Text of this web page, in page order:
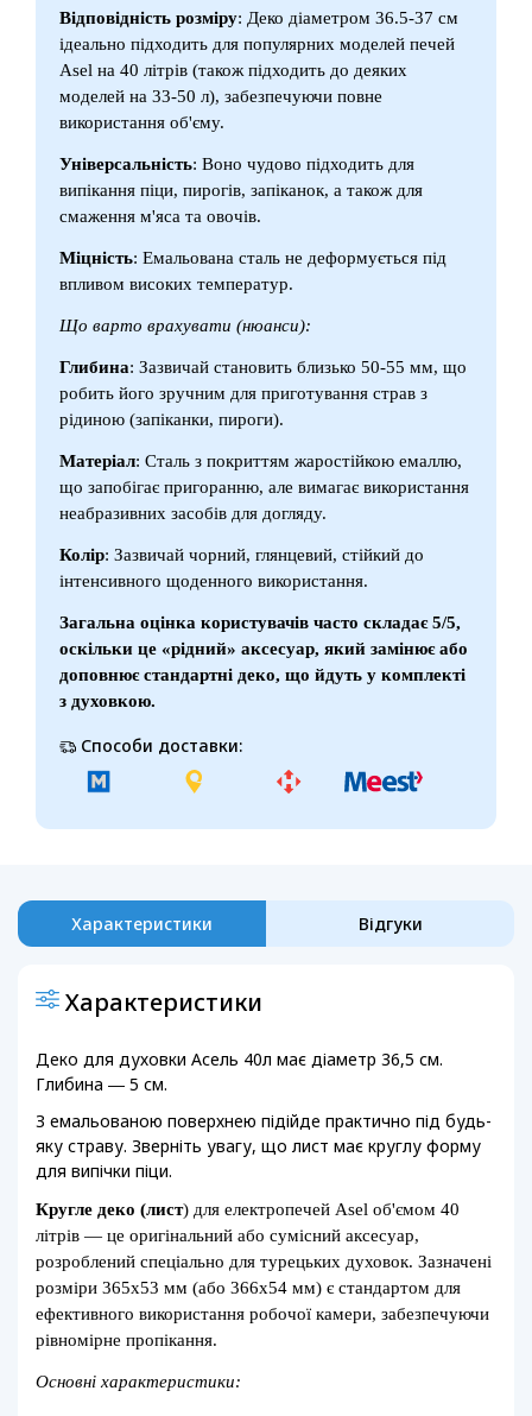
Відповідність розміру: Деко діаметром 36.5-37 см
ідеально підходить для популярних моделей печей
Asel на 40 літрів (також підходить до деяких
моделей на 33-50 л), забезпечуючи повне
використання об'єму.
Універсальність: Воно чудово підходить для
випікання піци, пирогів, запіканок, а також для
смаження м'яса та овочів.
Міцність: Емальована сталь не деформується під
впливом високих температур.
Що варто врахувати (нюанси):
Глибина: Зазвичай становить близько 50-55 мм, що
робить його зручним для приготування страв з
рідиною (запіканки, пироги).
Матеріал: Сталь з покриттям жаростійкою емаллю,
що запобігає пригоранню, але вимагає використання
неабразивних засобів для догляду.
Колір: Зазвичай чорний, глянцевий, стійкий до
інтенсивного щоденного використання.
Загальна оцінка користувачів часто складає 5/5,
оскільки це «рідний» аксесуар, який замінює або
доповнює стандартні деко, що йдуть у комплекті
з духовкою.
Способи доставки:
Характеристики Відгуки
Характеристики
Деко для духовки Асель 40л має діаметр 36,5 см.
Глибина ― 5 см.
З емальованою поверхнею підійде практично під будь-
яку страву. Зверніть увагу, що лист має круглу форму
для випічки піци.
Кругле деко (лист) для електропечей Asel об'ємом 40
літрів — це оригінальний або сумісний аксесуар,
розроблений спеціально для турецьких духовок. Зазначені
розміри 365х53 мм (або 366х54 мм) є стандартом для
ефективного використання робочої камери, забезпечуючи
рівномірне пропікання.
Основні характеристики: